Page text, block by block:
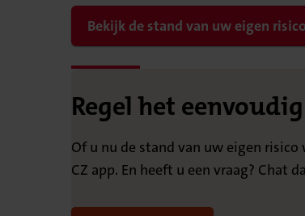
Bekijk de stand van uw eigen risico
Regel het
Of u nu de stand van uw eigen
CZ app. En heeft u een vraag? Chat